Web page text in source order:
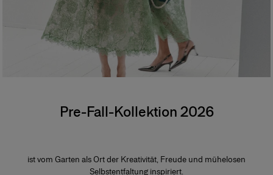
Pre-Fall-Kollektion 2026
ist vom Garten als Ort der Kreativität, Freude und mühelosen
Selbstentfaltung inspiriert.